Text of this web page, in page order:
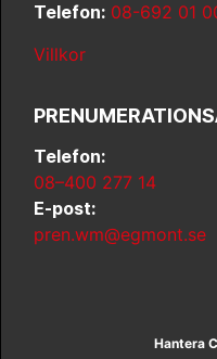
Telefon: 08-692 01
Villkor
Telefon:
08–400 277 14
E-post:
pren.wm@egmont.se
Hantera